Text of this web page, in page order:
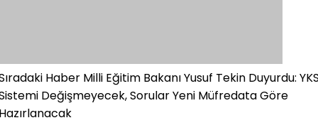
Haber Milli Eğitim Bakanı Yusuf Tekin Duyurdu:
Değişmeyecek, Sorular Yeni Müfredata Göre